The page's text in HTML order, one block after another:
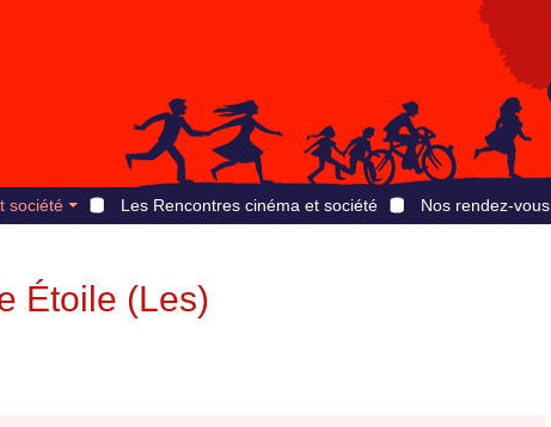
société Les Rencontres cinéma et société Nos rendez-vous
Étoile (Les)